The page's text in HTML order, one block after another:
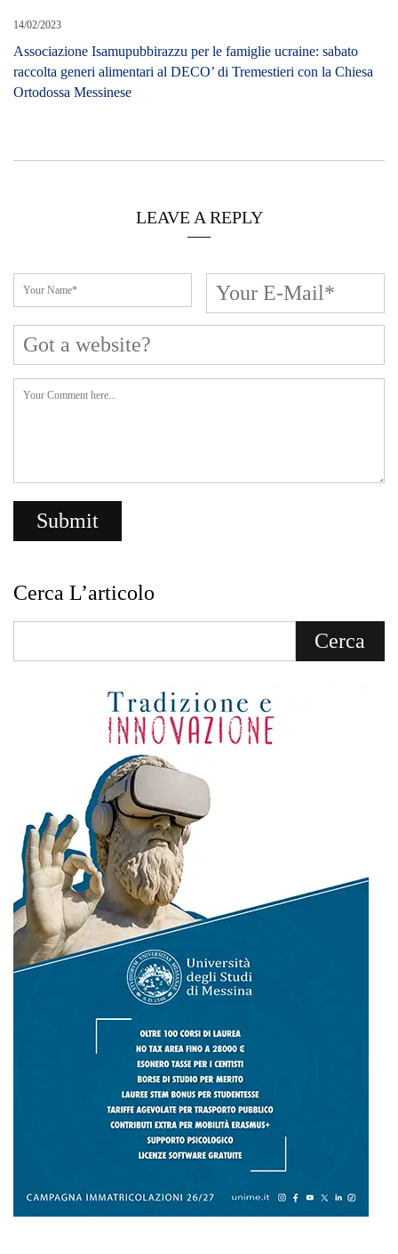
14/02/2023
Associazione Isamupubbirazzu per le famiglie ucraine: sabato
raccolta generi alimentari al DECO’ di Tremestieri con la Chiesa
Ortodossa Messinese
LEAVE A REPLY
Cerca L’articolo